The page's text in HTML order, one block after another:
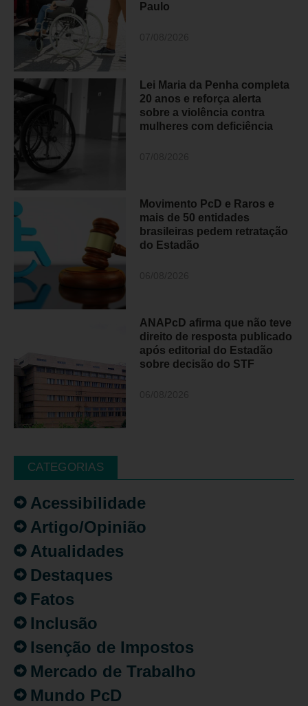
Paulo
Lei Maria da Penha completa
20 anos e reforça alerta
sobre a violência contra
mulheres com deficiência
Movimento PcD e Raros e
mais de 50 entidades
brasileiras pedem retratação
do Estadão
ANAPcD afirma que não teve
direito de resposta publicado
após editorial do Estadão
sobre decisão do STF
CATEGORIAS
Acessibilidade
Artigo/Opinião
Atualidades
Destaques
Fatos
Inclusão
Isenção de Impostos
Mercado de Trabalho
Mundo PcD